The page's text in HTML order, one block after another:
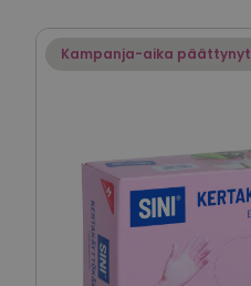
Kampanja-aika päättynyt